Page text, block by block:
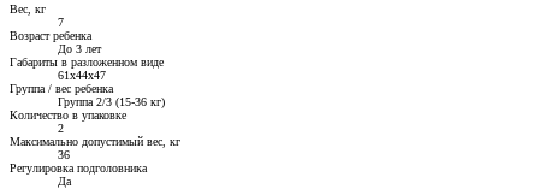
Вес, кг
7
Возраст ребенка
До 3 лет
Габариты в разложенном виде
61х44х47
Группа / вес ребенка
Группа 2/3 (15-36 кг)
Количество в упаковке
2
Максимально допустимый вес, кг
36
Регулировка подголовника
Да